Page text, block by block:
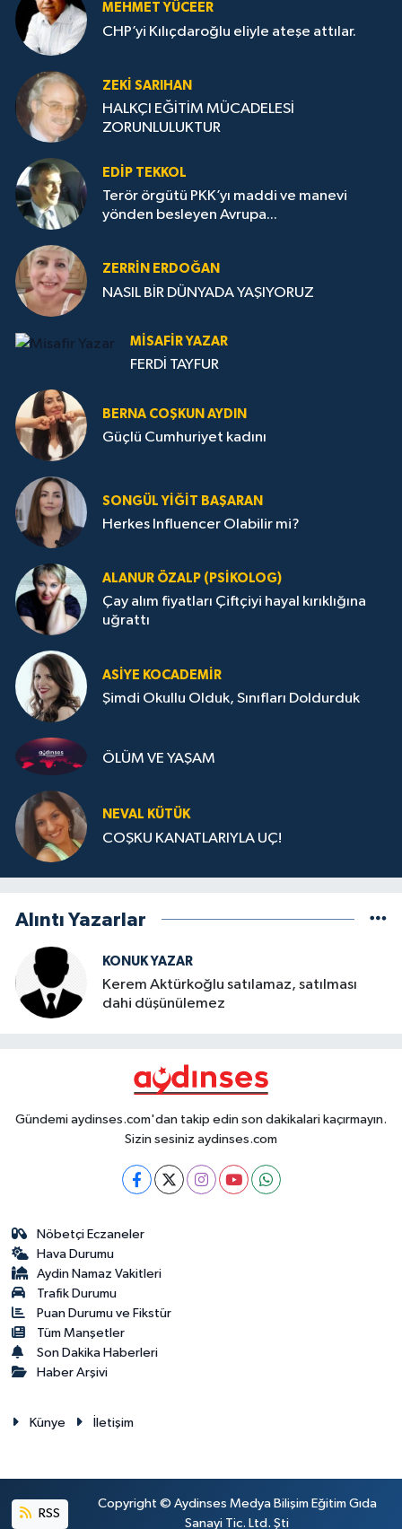
MEHMET YÜCEER
CHP’yi Kılıçdaroğlu eliyle ateşe attılar.
ZEKI SARIHAN
HALKÇI EĞİTİM MÜCADELESİ
ZORUNLULUKTUR
EDIP TEKKOL
Terör örgütü PKK’yı maddi ve manevi
yönden besleyen Avrupa...
ZERRIN ERDOĞAN
NASIL BİR DÜNYADA YAŞIYORUZ
MISAFIR YAZAR
FERDİ TAYFUR
BERNA COŞKUN AYDIN
Güçlü Cumhuriyet kadını
SONGÜL YIĞIT BAŞARAN
Herkes Influencer Olabilir mi?
ALANUR ÖZALP (PSIKOLOG)
Çay alım fiyatları Çiftçiyi hayal kırıklığına
uğrattı
ASIYE KOCADEMİR
Şimdi Okullu Olduk, Sınıfları Doldurduk
ÖLÜM VE YAŞAM
NEVAL KÜTÜK
COŞKU KANATLARIYLA UÇ!
Alıntı Yazarlar
KONUK YAZAR
Kerem Aktürkoğlu satılamaz, satılması
dahi düşünülemez
Gündemi aydinses.com'dan takip edin son dakikalari kaçırmayın.
Sizin sesiniz aydinses.com
Nöbetçi Eczaneler
Hava Durumu
Aydin Namaz Vakitleri
Trafik Durumu
Puan Durumu ve Fikstür
Tüm Manşetler
Son Dakika Haberleri
Haber Arşivi
Künye İletişim
RSS
Copyright © Aydinses Medya Bilişim Eğitim Gıda
Sanayi Tic. Ltd. Şti